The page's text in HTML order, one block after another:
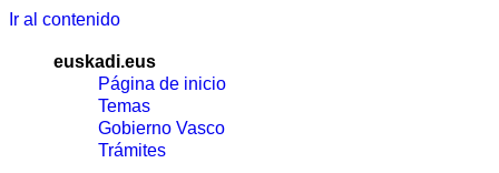
Ir al contenido
euskadi.eus
Página de inicio
Temas
Gobierno Vasco
Trámites